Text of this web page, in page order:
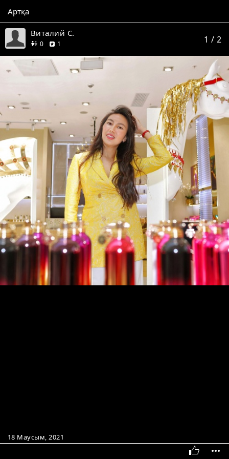
Артқа
Виталий С.
0дос 1 1 / 2
18 Маусым, 2021